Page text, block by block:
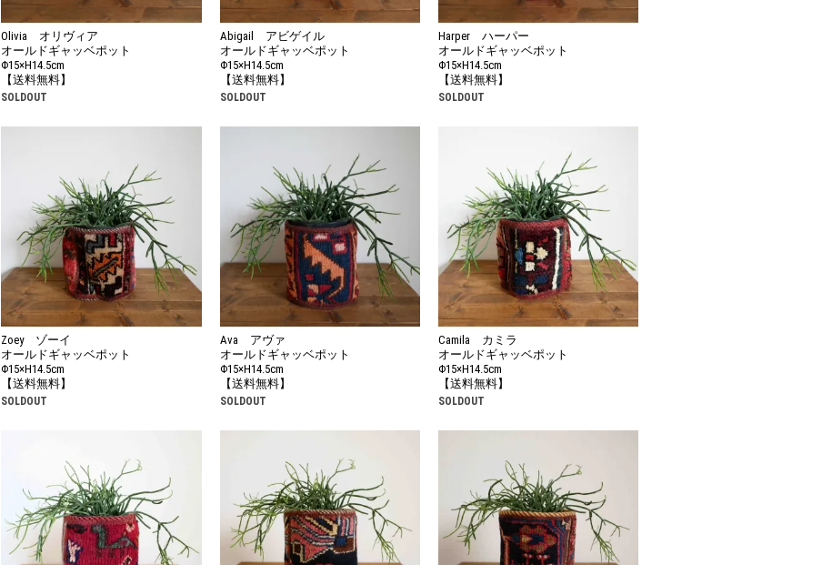
Olivia オリヴィア
オールドギャッベポット
Φ15×H14.5cm
【送料無料】
SOLDOUT
Abigail アビゲイル
オールドギャッベポット
Φ15×H14.5cm
【送料無料】
SOLDOUT
Harper ハーパー
オールドギャッベポット
Φ15×H14.5cm
【送料無料】
SOLDOUT
Zoey ゾーイ
オールドギャッベポット
Φ15×H14.5cm
【送料無料】
SOLDOUT
Ava アヴァ
オールドギャッベポット
Φ15×H14.5cm
【送料無料】
SOLDOUT
Camila カミラ
オールドギャッベポット
Φ15×H14.5cm
【送料無料】
SOLDOUT